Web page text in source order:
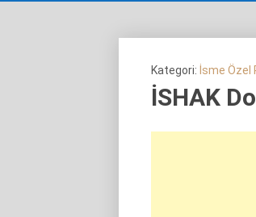
Kategori: İsme Özel
İSHAK